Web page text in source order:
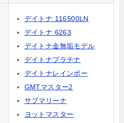
デイトナ 116500LN
デイトナ 6263
デイトナ金無垢モデル
デイトナプラチナ
デイトナレインボー
GMTマスター2
サブマリーナ
ヨットマスター